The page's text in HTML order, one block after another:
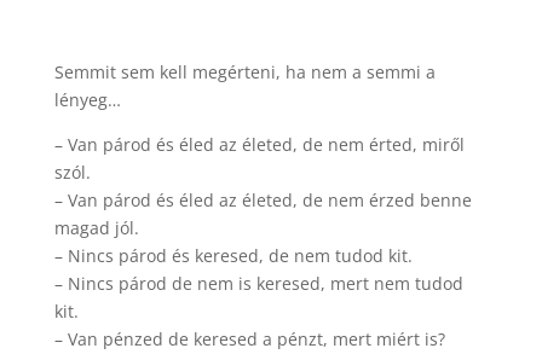
Semmit sem kell megérteni, ha nem a semmi a
lényeg…
– Van párod és éled az életed, de nem érted, miről
szól.
– Van párod és éled az életed, de nem érzed benne
magad jól.
– Nincs párod és keresed, de nem tudod kit.
– Nincs párod de nem is keresed, mert nem tudod
kit.
– Van pénzed de keresed a pénzt, mert miért is?